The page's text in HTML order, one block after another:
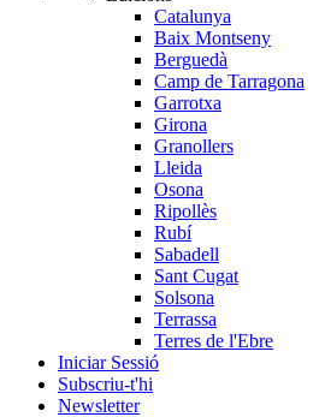
Catalunya
Baix Montseny
Berguedà
Camp de Tarragona
Garrotxa
Girona
Granollers
Lleida
Osona
Ripollès
Rubí
Sabadell
Sant Cugat
Solsona
Terrassa
Terres de l'Ebre
Iniciar Sessió
Subscriu-t'hi
Newsletter